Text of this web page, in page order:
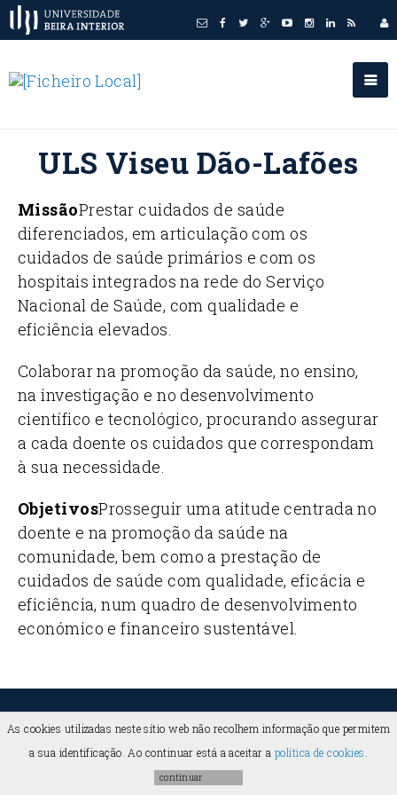
ULS Viseu Dão-Lafões
MissãoPrestar cuidados de saúde
diferenciados, em articulação com os
cuidados de saúde primários e com os
hospitais integrados na rede do Serviço
Nacional de Saúde, com qualidade e
eficiência elevados.
Colaborar na promoção da saúde, no ensino,
na investigação e no desenvolvimento
científico e tecnológico, procurando assegurar
a cada doente os cuidados que correspondam
à sua necessidade.
ObjetivosProsseguir uma atitude centrada no
doente e na promoção da saúde na
comunidade, bem como a prestação de
cuidados de saúde com qualidade, eficácia e
eficiência, num quadro de desenvolvimento
económico e financeiro sustentável.
As cookies utilizadas neste sítio web não recolhem informação que permitem
a sua identificação. Ao continuar está a aceitar a política de cookies
2026 ©FCSaude-Universidade da Beira Interior